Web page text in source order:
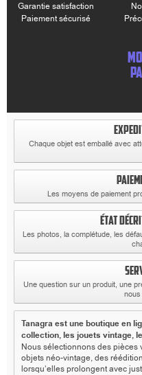
Garantie satisfaction
Paiement sécurisé
Chaque objet est emballé avec
Les moyens de paiement
ÉTAT
Les photos, la complétude, les
Une question sur un produit, une
Tanagra est une boutique en
collection, les jouets vintage,
Nous sélectionnons des pièces
objets néo-vintage, des
lorsqu’elles prolongent avec